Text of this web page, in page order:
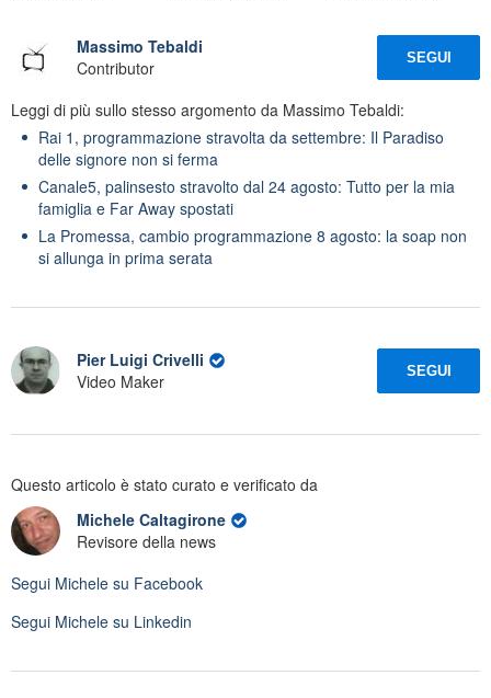
Massimo Tebaldi
Contributor
SEGUI
Leggi di più sullo stesso argomento da Massimo Tebaldi:
Rai 1, programmazione stravolta da settembre: Il Paradiso
delle signore non si ferma
Canale5, palinsesto stravolto dal 24 agosto: Tutto per la mia
famiglia e Far Away spostati
La Promessa, cambio programmazione 8 agosto: la soap non
si allunga in prima serata
Pier Luigi Crivelli
Video Maker
SEGUI
Questo articolo è stato curato e verificato da
Michele Caltagirone
Revisore della news
Segui Michele su Facebook
Segui Michele su Linkedin